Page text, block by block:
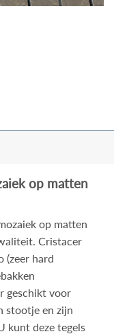
op matten
op matten
Cristacer
(zeer hard
geschikt voor
stootje en zijn
kunt deze tegels